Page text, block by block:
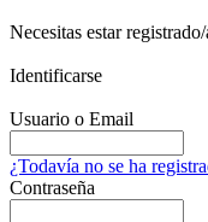
Necesitas estar
Identificarse
Usuario o Email
¿Todavía no se ha
Contraseña